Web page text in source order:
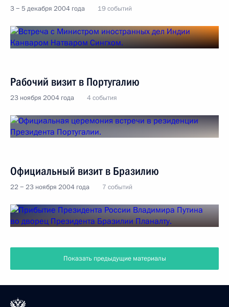
3 − 5 декабря 2004 года 19 событий
Рабочий визит в Португалию
23 ноября 2004 года 4 события
Официальный визит в Бразилию
22 − 23 ноября 2004 года 7 событий
Показать предыдущие материалы